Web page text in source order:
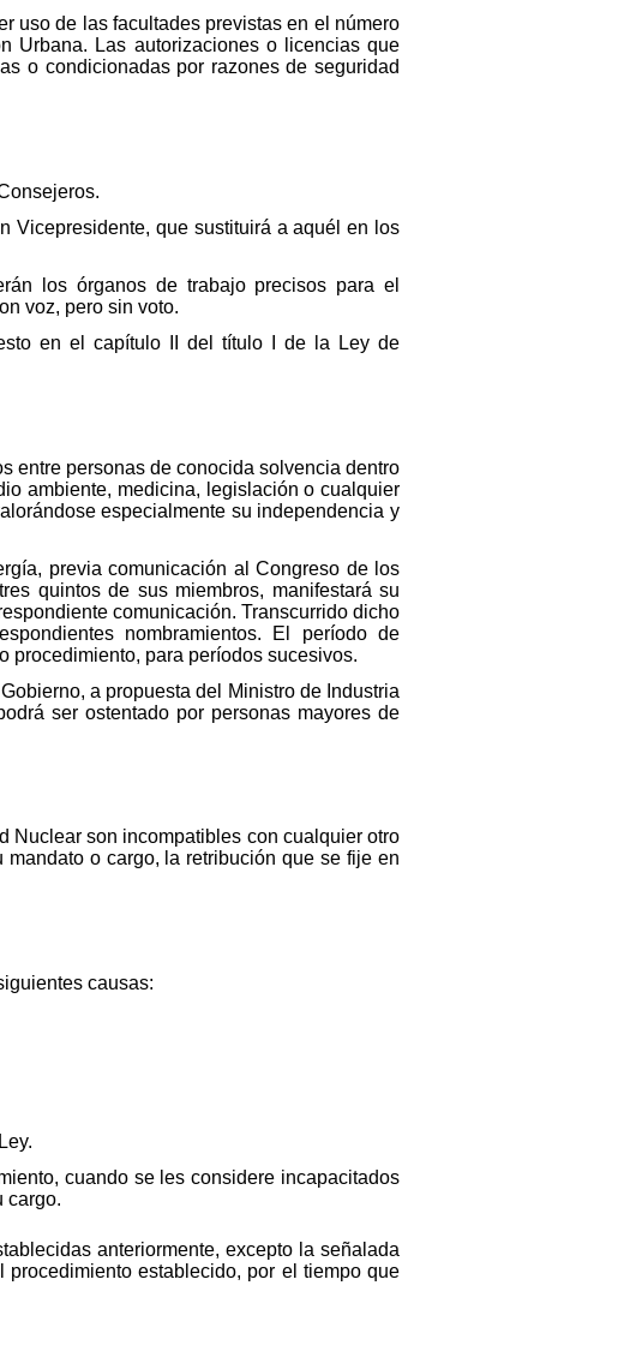
uso de las facultades previstas en el número
Urbana. Las autorizaciones o licencias que
o condicionadas por razones de seguridad
Vicepresidente, que sustituirá a aquél en los
los órganos de trabajo precisos para el
voz, pero sin voto.
en el capítulo II del título I de la Ley de
entre personas de conocida solvencia dentro
ambiente, medicina, legislación o cualquier
especialmente su independencia y
previa comunicación al Congreso de los
quintos de sus miembros, manifestará su
comunicación. Transcurrido dicho
nombramientos. El período de
procedimiento, para períodos sucesivos.
a propuesta del Ministro de Industria
ser ostentado por personas mayores de
Nuclear son incompatibles con cualquier otro
o cargo, la retribución que se fije en
causas:
cuando se les considere incapacitados
cargo.
anteriormente, excepto la señalada
establecido, por el tiempo que